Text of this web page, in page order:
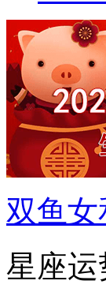
双鱼
星座